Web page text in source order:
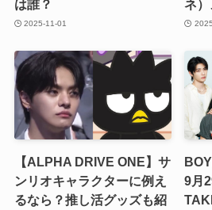
は誰？
2025-11-01
ネ）
【ALPHA DRIVE ONE】サ
ンリオキャラクターに例え
るなら？推し活グッズも紹
9月